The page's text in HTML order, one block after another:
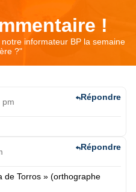
!
informateur BP la semaine
?"
pm Répondre
de Torros » (orthographe
Répondre